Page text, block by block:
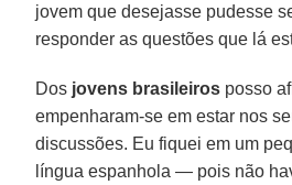
jovem que desejasse pudesse
responder as questões que lá
Dos jovens brasileiros posso
empenharam-se em estar nos
discussões. Eu fiquei em um
língua espanhola — pois não